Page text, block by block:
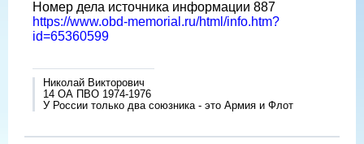
Номер дела источника информации 887
https://www.obd-memorial.ru/html/info.htm?
id=65360599
Николай Викторович
14 ОА ПВО 1974-1976
У России только два союзника - это Армия и Флот